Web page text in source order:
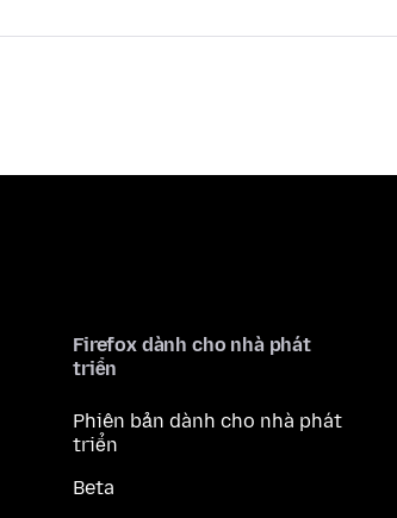
Firefox dành cho nhà phát
triển
Phiên bản dành cho nhà phát
triển
Beta